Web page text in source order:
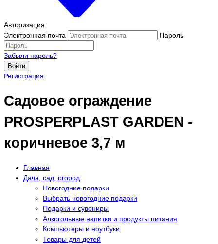
Авторизация
Электронная почта
Пароль
Забыли пароль?
Войти
Регистрация
Садовое ограждение
PROSPERPLAST GARDEN -
коричневое 3,7 м
Главная
Дача, сад, огород
Новогодние подарки
Выбрать новогодние подарки
Подарки и сувениры
Алкогольные напитки и продукты питания
Компьютеры и ноутбуки
Товары для детей